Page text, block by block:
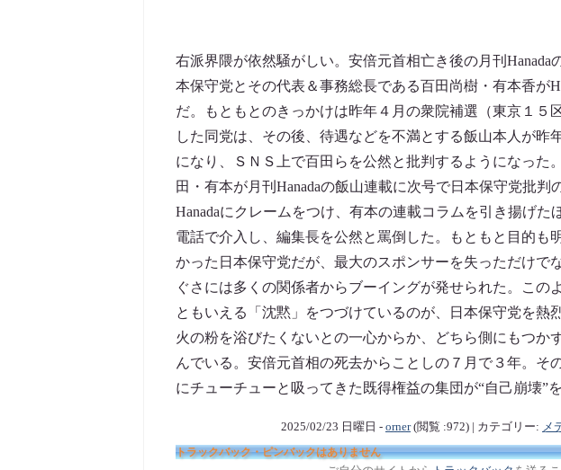
右派界隈が依然騒がしい。安倍元首相亡き後の月刊Hanada
本保守党とその代表＆事務総長である百田尚樹・有本香が
だ。もともとのきっかけは昨年４月の衆院補選（東京１５
した同党は、その後、待遇などを不満とする飯山本人が昨
になり、ＳＮＳ上で百田らを公然と批判するようになった
田・有本が月刊Hanadaの飯山連載に次号で日本保守党批
Hanadaにクレームをつけ、有本の連載コラムを引き揚げた
電話で介入し、編集長を公然と罵倒した。もともと目的も
かった日本保守党だが、最大のスポンサーを失っただけで
ぐさには多くの関係者からブーイングが発せられた。この
ともいえる「沈黙」をつづけているのが、日本保守党を熱
火の粉を浴びたくないとの一心からか、どちら側にもつか
んでいる。安倍元首相の死去からことしの７月で３年。そ
にチューチューと吸ってきた既得権益の集団が“自己崩壊”
2025/02/23 日曜日 - orner(閲覧 :972) | カテゴリー: メ
トラックバック・ピンバックはありません